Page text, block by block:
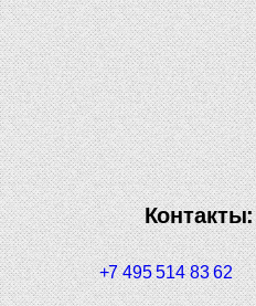
Контакты:
+7 495 514 83 62